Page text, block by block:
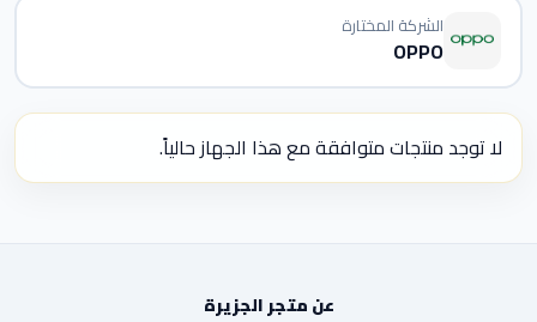
الشركة المختارة
OPPO
لا توجد منتجات متوافقة مع هذا الجهاز حالياً.
عن متجر الجزيرة